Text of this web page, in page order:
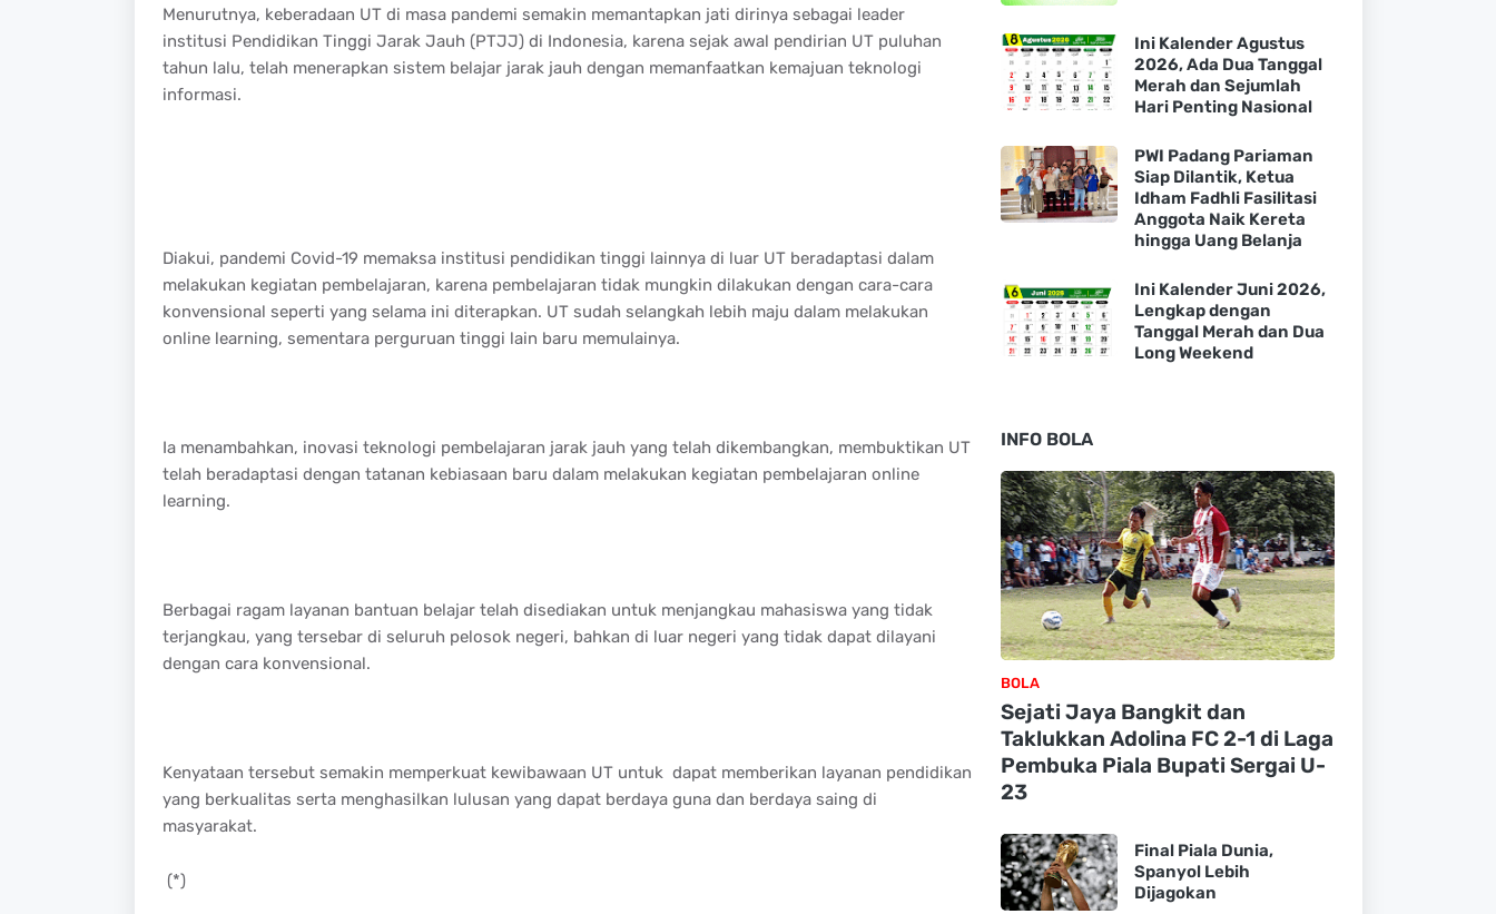
Menurutnya, keberadaan UT di masa pandemi semakin memantapkan jati dirinya sebagai leader
institusi Pendidikan Tinggi Jarak Jauh (PTJJ) di Indonesia, karena sejak awal pendirian UT puluhan
tahun lalu, telah menerapkan sistem belajar jarak jauh dengan memanfaatkan kemajuan teknologi
informasi.
Diakui, pandemi Covid-19 memaksa institusi pendidikan tinggi lainnya di luar UT beradaptasi dalam
melakukan kegiatan pembelajaran, karena pembelajaran tidak mungkin dilakukan dengan cara-cara
konvensional seperti yang selama ini diterapkan. UT sudah selangkah lebih maju dalam melakukan
online learning, sementara perguruan tinggi lain baru memulainya.
Ia menambahkan, inovasi teknologi pembelajaran jarak jauh yang telah dikembangkan, membuktikan UT
telah beradaptasi dengan tatanan kebiasaan baru dalam melakukan kegiatan pembelajaran online
learning.
Berbagai ragam layanan bantuan belajar telah disediakan untuk menjangkau mahasiswa yang tidak
terjangkau, yang tersebar di seluruh pelosok negeri, bahkan di luar negeri yang tidak dapat dilayani
dengan cara konvensional.
Kenyataan tersebut semakin memperkuat kewibawaan UT untuk dapat memberikan layanan pendidikan
yang berkualitas serta menghasilkan lulusan yang dapat berdaya guna dan berdaya saing di
masyarakat.
(*)
Ini Kalender Agustus
2026, Ada Dua Tanggal
Merah dan Sejumlah
Hari Penting Nasional
PWI Padang Pariaman
Siap Dilantik, Ketua
Idham Fadhli Fasilitasi
Anggota Naik Kereta
hingga Uang Belanja
Ini Kalender Juni 2026,
Lengkap dengan
Tanggal Merah dan Dua
Long Weekend
INFO BOLA
BOLA
Sejati Jaya Bangkit dan
Taklukkan Adolina FC 2-1 di Laga
Pembuka Piala Bupati Sergai U-
23
Final Piala Dunia,
Spanyol Lebih
Dijagokan